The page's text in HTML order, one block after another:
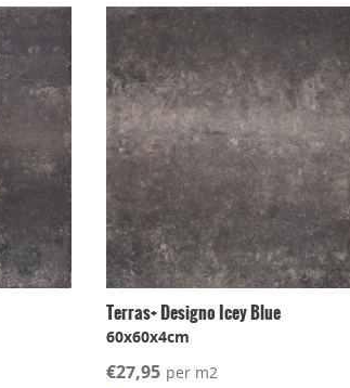
Terras+ Designo Icey Blue
60x60x4cm
€27,95 per m2